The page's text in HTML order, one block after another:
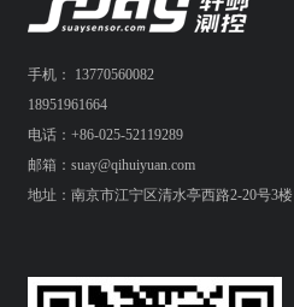
手机： 13770560082
18951961664
电话：+86-025-52119289
邮箱：suay@qihuiyuan.com
地址：南京市江宁区清水亭西路2-20号3楼